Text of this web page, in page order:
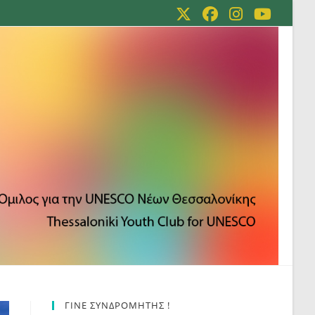
ΓΙΝΕ ΣΥΝΔΡΟΜΗΤΗΣ !